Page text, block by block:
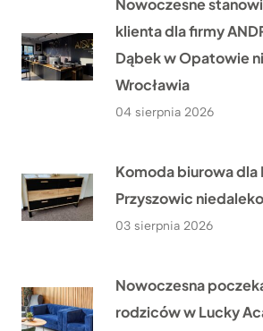
Nowoczesne
klienta dla firmy
Dąbek w Opatowie
Wrocławia
04 sierpnia 2026
Komoda biurowa dla
Przyszowic
03 sierpnia 2026
Nowoczesna
rodziców w Lucky